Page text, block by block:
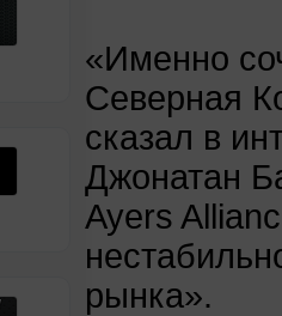
«Именно
Северная
сказал в
Джонатан
Ayers
рынка».